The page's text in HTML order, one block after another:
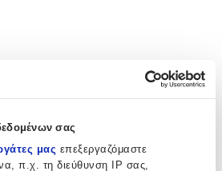
σας
μας επεξεργαζόμαστε
π.χ. τη διεύθυνση IP σας,